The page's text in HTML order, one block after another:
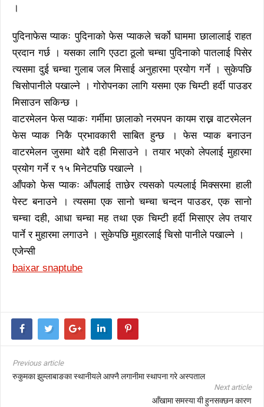
।
पुदिनाफेस प्याकः पुदिनाको फेस प्याकले चर्को घाममा छालालाई राहत
प्रदान गर्छ । यसका लागि एउटा ठूलो चम्चा पुदिनाको पातलाई पिसेर
त्यसमा दुई चम्चा गुलाब जल मिसाई अनुहारमा प्रयोग गर्ने । सुकेपछि
चिसोपानीले पखाल्ने । गोरोपनका लागि यसमा एक चिम्टी हर्दी पाउडर
मिसाउन सकिन्छ ।
वाटरमेलन फेस प्याकः गर्मीमा छालाको नरमपन कायम राख्न वाटरमेलन
फेस प्याक निकै प्रभावकारी साबित हुन्छ । फेस प्याक बनाउन
वाटरमेलन जुसमा थोरै दही मिसाउने । तयार भएको लेपलाई मुहारमा
प्रयोग गर्ने र १५ मिनेटपछि पखाल्ने ।
आँपको फेस प्याकः आँपलाई ताछेर त्यसको पल्पलाई मिक्सरमा हाली
पेस्ट बनाउने । त्यसमा एक सानो चम्चा चन्दन पाउडर, एक सानो
चम्चा दही, आधा चम्चा मह तथा एक चिम्टी हर्दी मिसाएर लेप तयार
पार्ने र मुहारमा लगाउने । सुकेपछि मुहारलाई चिसो पानीले पखाल्ने ।
एजेन्सी
baixar snaptube
Previous article
रुकुमका झुम्लाबाङका स्थानीयले आफ्नै लगानीमा स्थापना गरे अस्पताल
Next article
आँखामा समस्या यी हुनसक्छन कारण